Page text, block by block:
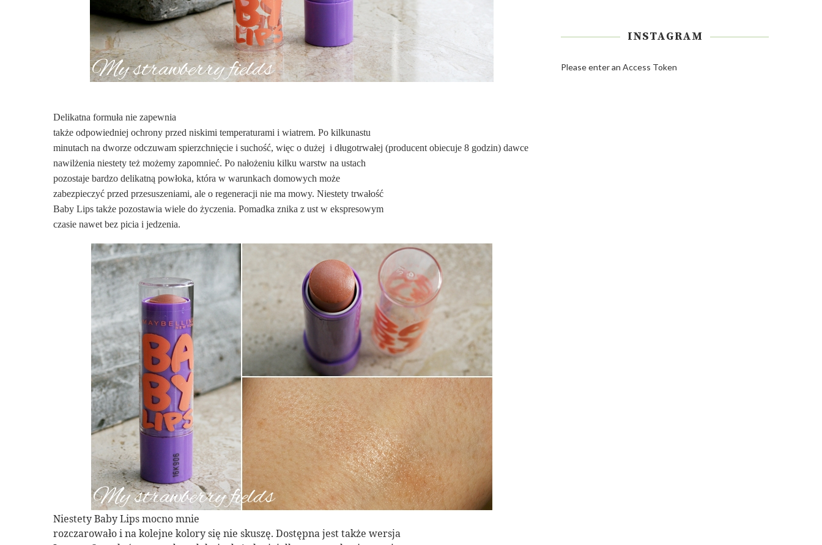
Delikatna formuła nie zapewnia
także odpowiedniej ochrony przed niskimi temperaturami i wiatrem. Po kilkunastu
minutach na dworze odczuwam spierzchnięcie i suchość, więc o dużej i długotrwałej (producent obiecuje 8 godzin) dawce
nawilżenia niestety też możemy zapomnieć. Po nałożeniu kilku warstw na ustach
pozostaje bardzo delikatną powłoka, która w warunkach domowych może
zabezpieczyć przed przesuszeniami, ale o regeneracji nie ma mowy. Niestety trwałość
Baby Lips także pozostawia wiele do życzenia. Pomadka znika z ust w ekspresowym
czasie nawet bez picia i jedzenia.
Niestety Baby Lips mocno mnie
rozczarowało i na kolejne kolory się nie skuszę. Dostępna jest także wersja
INSTAGRAM
Please enter an Access Token